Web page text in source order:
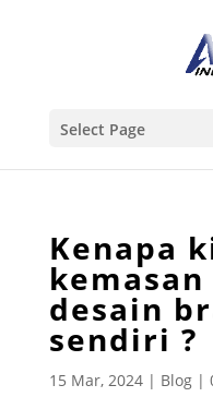
Select Page
Kenapa
desain
sendiri ?
15 Mar, 2024| Blog|